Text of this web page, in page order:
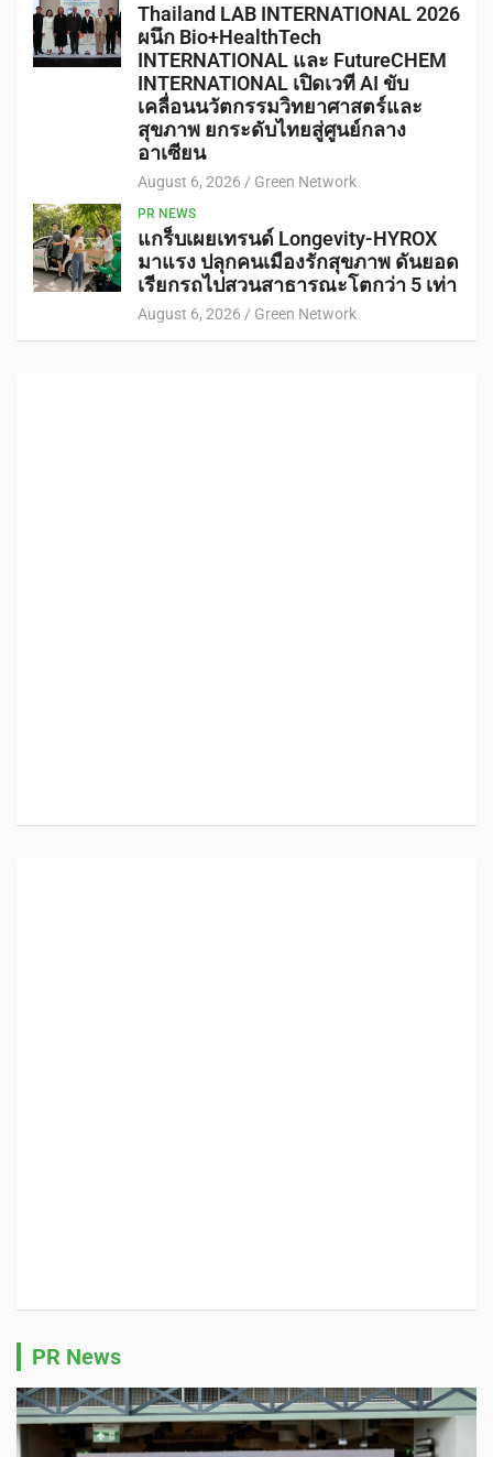
Thailand LAB INTERNATIONAL 2026
ผนึก Bio+HealthTech
INTERNATIONAL และ FutureCHEM
INTERNATIONAL เปิดเวที AI ขับ
เคลื่อนนวัตกรรมวิทยาศาสตร์และ
สุขภาพ ยกระดับไทยสู่ศูนย์กลาง
อาเซียน
August 6, 2026 Green Network
PR NEWS
แกร็บเผยเทรนด์ Longevity-HYROX
มาแรง ปลุกคนเมืองรักสุขภาพ ดันยอด
เรียกรถไปสวนสาธารณะโตกว่า 5 เท่า
August 6, 2026 Green Network
PR News